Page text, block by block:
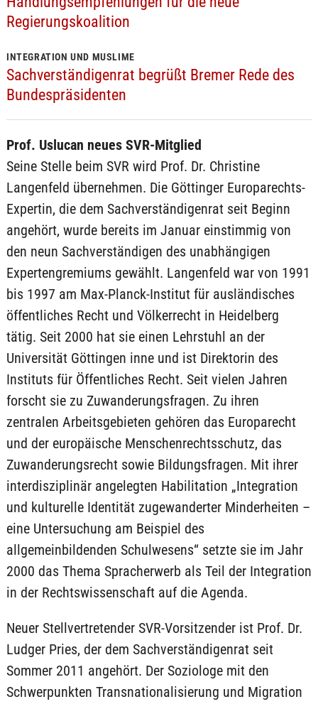
Regierungskoalition
INTEGRATION UND MUSLIME
Sachverständigenrat begrüßt Bremer Rede des
Bundespräsidenten
Prof. Uslucan neues SVR-Mitglied
Seine Stelle beim SVR wird Prof. Dr. Christine
Langenfeld übernehmen. Die Göttinger Europarechts-
Expertin, die dem Sachverständigenrat seit Beginn
angehört, wurde bereits im Januar einstimmig von
den neun Sachverständigen des unabhängigen
Expertengremiums gewählt. Langenfeld war von 1991
bis 1997 am Max-Planck-Institut für ausländisches
öffentliches Recht und Völkerrecht in Heidelberg
tätig. Seit 2000 hat sie einen Lehrstuhl an der
Universität Göttingen inne und ist Direktorin des
Instituts für Öffentliches Recht. Seit vielen Jahren
forscht sie zu Zuwanderungsfragen. Zu ihren
zentralen Arbeitsgebieten gehören das Europarecht
und der europäische Menschenrechtsschutz, das
Zuwanderungsrecht sowie Bildungsfragen. Mit ihrer
interdisziplinär angelegten Habilitation „Integration
und kulturelle Identität zugewanderter Minderheiten –
eine Untersuchung am Beispiel des
allgemeinbildenden Schulwesens“ setzte sie im Jahr
2000 das Thema Spracherwerb als Teil der Integration
in der Rechtswissenschaft auf die Agenda.
Neuer Stellvertretender SVR-Vorsitzender ist Prof. Dr.
Ludger Pries, der dem Sachverständigenrat seit
Sommer 2011 angehört. Der Soziologe mit den
Schwerpunkten Transnationalisierung und Migration